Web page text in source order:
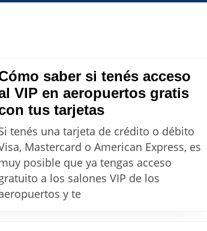
saber si tenés acceso
VIP en aeropuertos gratis
tus tarjetasCómo
saber
si
tenés
acceso
tenés una tarjeta de crédito o débito
Mastercard o American Express, es
posible que ya tengas acceso
a los salones VIP de los
y te